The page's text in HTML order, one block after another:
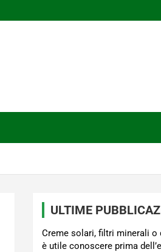
ULTIME
Creme solari, filtri minerali o
è utile conoscere prima